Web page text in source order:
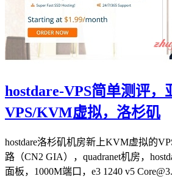
hostdare-VPS简单测评，
VPS/KVM虚拟，洛杉矶
hostdare洛杉矶机房新上KVM虚拟的
路（CN2 GIA），quadranet机房，
面板，1000M端口，e3 1240 v5